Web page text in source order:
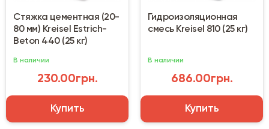
Стяжка цементная (20-
80 мм) Kreisel Estrich-
Beton 440 (25 кг)
В наличии
230.00грн.
Купить
Гидроизоляционная
смесь Kreisel 810 (25 кг)
В наличии
686.00грн.
Купить